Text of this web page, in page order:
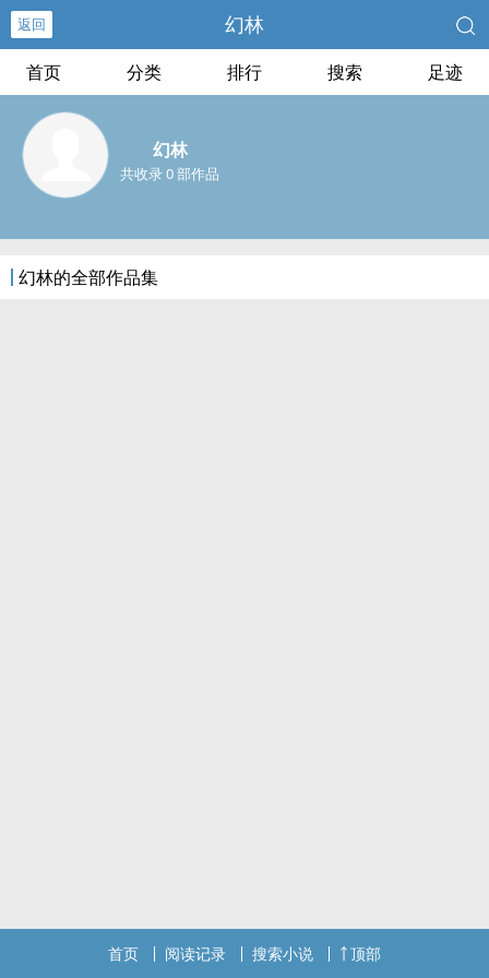
返回 幻林
首页 分类 排行 搜索 足迹
幻林
共收录 0 部作品
幻林的全部作品集
首页 阅读记录 搜索小说 顶部